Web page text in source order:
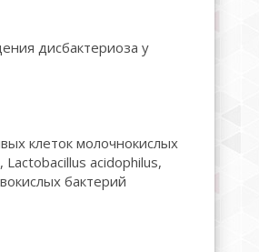
дисбактериоза у
клеток молочнокислых
acidophilus,
бактерий